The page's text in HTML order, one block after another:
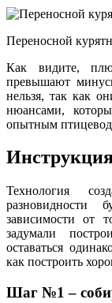
Переносной
Как видите,
превышают
нельзя, так как
нюансами,
опытным
Технология
разновидности
зависимости от
задумали
оставаться
как построить
Шаг №1 –